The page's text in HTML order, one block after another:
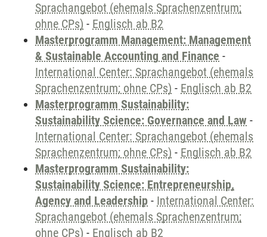
Sprachangebot (ehemals Sprachenzentrum;
ohne CPs) - Englisch ab B2
Masterprogramm Management: Management
& Sustainable Accounting and Finance -
International Center: Sprachangebot (ehemals
Sprachenzentrum; ohne CPs) - Englisch ab B2
Masterprogramm Sustainability:
Sustainability Science: Governance and Law -
International Center: Sprachangebot (ehemals
Sprachenzentrum; ohne CPs) - Englisch ab B2
Masterprogramm Sustainability:
Sustainability Science: Entrepreneurship,
Agency and Leadership - International Center:
Sprachangebot (ehemals Sprachenzentrum;
ohne CPs) - Englisch ab B2